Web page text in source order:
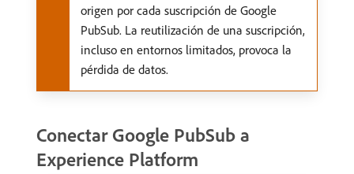
origen por cada suscripción de Google
PubSub. La reutilización de una suscripción,
incluso en entornos limitados, provoca la
pérdida de datos.
Conectar Google PubSub a
Experience Platform